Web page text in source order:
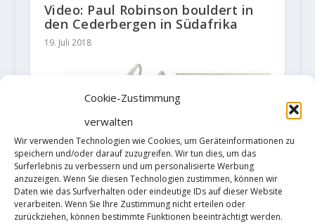
Cookie-Zustimmung
verwalten
Wir verwenden Technologien wie Cookies, um Geräteinformationen zu
speichern und/oder darauf zuzugreifen. Wir tun dies, um das
Surferlebnis zu verbessern und um personalisierte Werbung
anzuzeigen. Wenn Sie diesen Technologien zustimmen, können wir
Daten wie das Surfverhalten oder eindeutige IDs auf dieser Website
verarbeiten. Wenn Sie Ihre Zustimmung nicht erteilen oder
zurückziehen, können bestimmte Funktionen beeinträchtigt werden.
Video: Paul Robinson bouldert in
den Cederbergen in Südafrika
19. Juli 2018
Freiwilliger Rückruf des Ocún
Klettersteig Set Via ferrata Torq 2
14. März 2019